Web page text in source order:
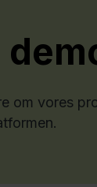
om vores